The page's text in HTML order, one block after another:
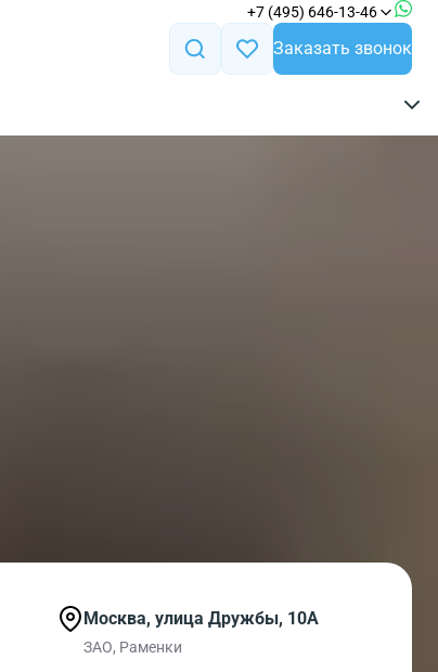
+7 (495) 646-13-46
Заказать звонок
Москва, улица Дружбы, 10А
ЗАО, Раменки